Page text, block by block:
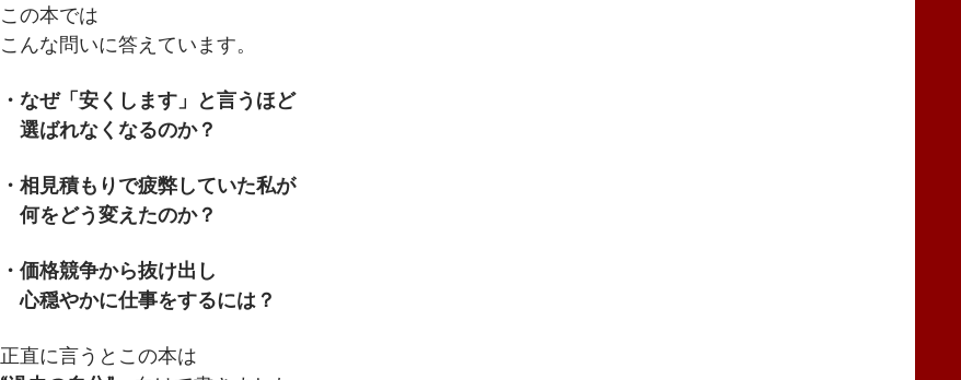
この本では
こんな問いに答えています。
・なぜ「安くします」と言うほど
選ばれなくなるのか？
・相見積もりで疲弊していた私が
何をどう変えたのか？
・価格競争から抜け出し
心穏やかに仕事をするには？
正直に言うとこの本は